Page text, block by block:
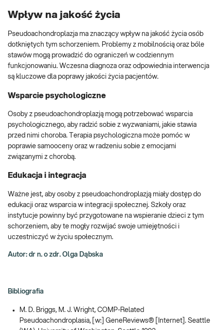
Wpływ na jakość życia
Pseudoachondroplazja ma znaczący wpływ na jakość życia osób
dotkniętych tym schorzeniem. Problemy z mobilnością oraz bóle
stawów mogą prowadzić do ograniczeń w codziennym
funkcjonowaniu. Wczesna diagnoza oraz odpowiednia interwencja
są kluczowe dla poprawy jakości życia pacjentów.
Wsparcie psychologiczne
Osoby z pseudoachondroplazją mogą potrzebować wsparcia
psychologicznego, aby radzić sobie z wyzwaniami, jakie stawia
przed nimi choroba. Terapia psychologiczna może pomóc w
poprawie samooceny oraz w radzeniu sobie z emocjami
związanymi z chorobą.
Edukacja i integracja
Ważne jest, aby osoby z pseudoachondroplazją miały dostęp do
edukacji oraz wsparcia w integracji społecznej. Szkoły oraz
instytucje powinny być przygotowane na wspieranie dzieci z tym
schorzeniem, aby te mogły rozwijać swoje umiejętności i
uczestniczyć w życiu społecznym.
Autor: dr n. o zdr. Olga Dąbska
Bibliografia
M. D. Briggs, M. J. Wright, COMP-Related
Pseudoachondroplasia, [w:] GeneReviews® [Internet]. Seattle